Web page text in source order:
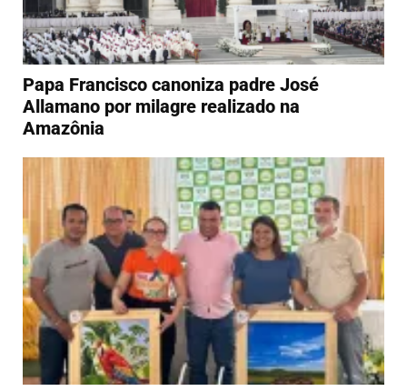
Papa Francisco canoniza padre José
Allamano por milagre realizado na
Amazônia